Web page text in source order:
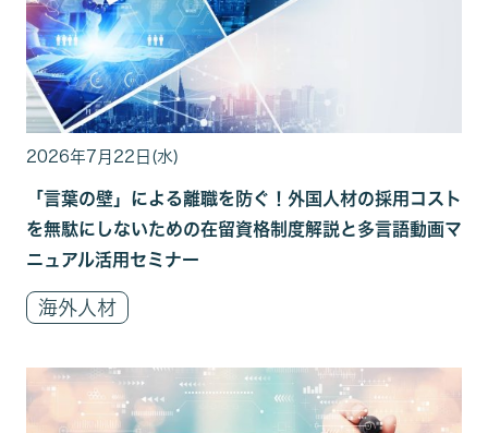
2026年7月22日(水)
「言葉の壁」による離職を防ぐ！外国人材の採用コスト
を無駄にしないための在留資格制度解説と多言語動画マ
ニュアル活用セミナー
海外人材